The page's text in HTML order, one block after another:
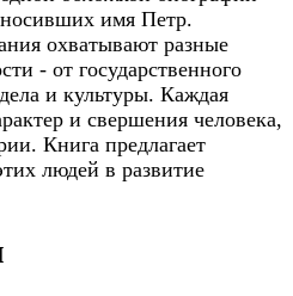
имя Петр.
охватывают разные
- от государственного
и культуры. Каждая
и свершения человека,
Книга предлагает
людей в развитие